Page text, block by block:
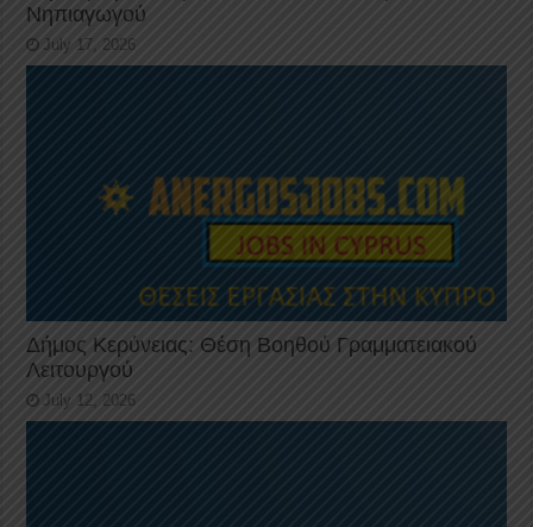
Νηπιαγωγού
July 17, 2026
Δήμος Κερύνειας: Θέση Βοηθού Γραμματειακού
Λειτουργού
July 12, 2026